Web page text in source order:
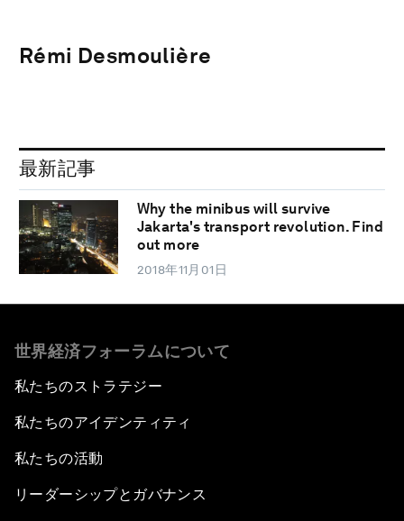
Rémi Desmoulière
最新記事
Why the minibus will survive
Jakarta's transport revolution. Find
out more
2018年11月01日
世界経済フォーラムについて
私たちのストラテジー
私たちのアイデンティティ
私たちの活動
リーダーシップとガバナンス